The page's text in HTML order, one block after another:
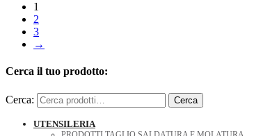
1
2
3
→
Cerca il tuo prodotto:
Cerca: Cerca
UTENSILERIA